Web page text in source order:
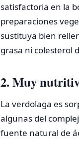
satisfactoria en la
preparaciones
sustituya bien
grasa ni colesterol
2. Muy
La verdolaga es
algunas del
fuente natural de